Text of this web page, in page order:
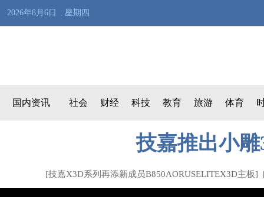
2026年8月6日 星期四
国内资讯 社会 财经 科技 教育 旅游 体育
技嘉推出小
[技嘉X3D系列再添新成员B850AORUSELITEX3D主板]